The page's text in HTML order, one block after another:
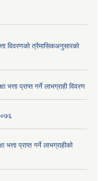
विवरणको त्रैमासिकअनुसारको
प्राप्त गर्ने लाभग्राही विवरण
प्राप्त गर्ने लाभग्राहीको